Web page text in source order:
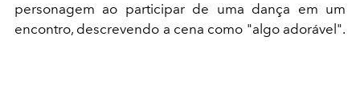
personagem ao participar de uma dança em um
encontro, descrevendo a cena como "algo adorável".